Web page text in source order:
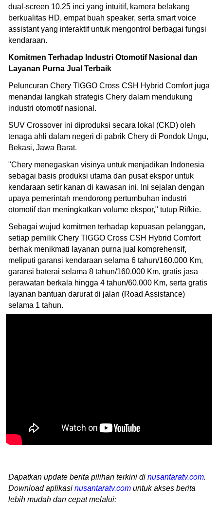
dual-screen 10,25 inci yang intuitif, kamera belakang
berkualitas HD, empat buah speaker, serta smart voice
assistant yang interaktif untuk mengontrol berbagai fungsi
kendaraan.
Komitmen Terhadap Industri Otomotif Nasional dan
Layanan Purna Jual Terbaik
Peluncuran Chery TIGGO Cross CSH Hybrid Comfort juga
menandai langkah strategis Chery dalam mendukung
industri otomotif nasional.
SUV Crossover ini diproduksi secara lokal (CKD) oleh
tenaga ahli dalam negeri di pabrik Chery di Pondok Ungu,
Bekasi, Jawa Barat.
"Chery menegaskan visinya untuk menjadikan Indonesia
sebagai basis produksi utama dan pusat ekspor untuk
kendaraan setir kanan di kawasan ini. Ini sejalan dengan
upaya pemerintah mendorong pertumbuhan industri
otomotif dan meningkatkan volume ekspor," tutup Rifkie.
Sebagai wujud komitmen terhadap kepuasan pelanggan,
setiap pemilik Chery TIGGO Cross CSH Hybrid Comfort
berhak menikmati layanan purna jual komprehensif,
meliputi garansi kendaraan selama 6 tahun/160.000 Km,
garansi baterai selama 8 tahun/160.000 Km, gratis jasa
perawatan berkala hingga 4 tahun/60.000 Km, serta gratis
layanan bantuan darurat di jalan (Road Assistance)
selama 1 tahun.
Dapatkan update berita pilihan terkini di nusantaratv.com.
Download aplikasi nusantaratv.com untuk akses berita
lebih mudah dan cepat melalui: